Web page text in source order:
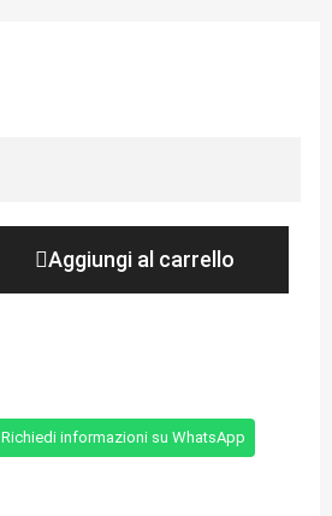
Aggiungi al carrello
Richiedi informazioni su WhatsApp